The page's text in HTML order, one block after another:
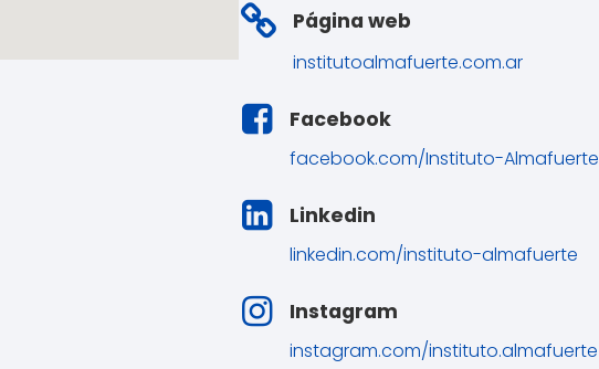
Página web
institutoalmafuerte.com.ar
Facebook
facebook.com/Instituto-Almafuerte
Linkedin
linkedin.com/instituto-almafuerte
Instagram
instagram.com/instituto.almafuerte